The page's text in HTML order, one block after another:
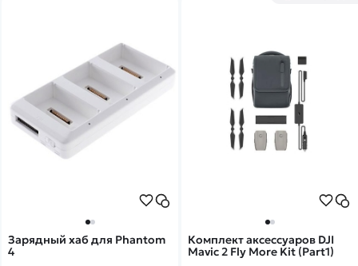
Зарядный хаб для Phantom
4
Комплект аксессуаров DJI
Mavic 2 Fly More Kit (Part1)
Роботы
Самолеты
Сборные модели
Детские электромобили
Конструкторы
Запчасти для моделей
Статьи про беспилотники
Обзор квадрокоптеров
Аренда Квадрокоптеров
Покупка в кредит
Контакты
Оплата и доставка
Помощь
Отследить заказ
Оплата на сайте